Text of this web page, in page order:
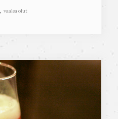
, vaalea olut